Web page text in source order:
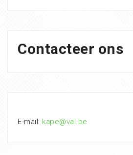
Contacteer ons
E-mail: kape@val.be